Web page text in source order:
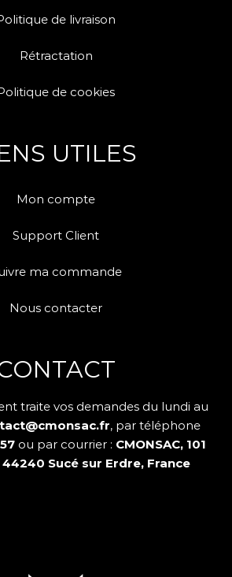
de livraison
Rétractation
de cookies
UTILES
Mon compte
Support Client
ma commande
Nous contacter
traite vos demandes du lundi au
, par téléphone
ou par courrier : CMONSAC, 101
44240 Sucé sur Erdre, France